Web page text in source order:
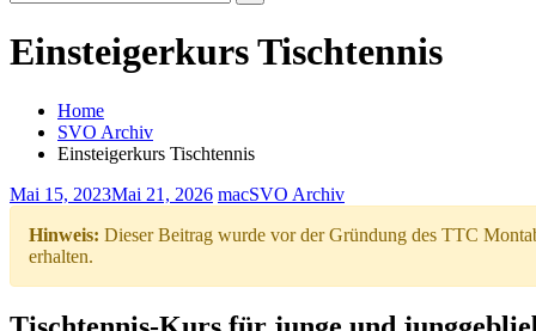
Search
for:
Einsteigerkurs Tischtennis
Home
SVO Archiv
Einsteigerkurs Tischtennis
Mai 15, 2023Mai 21, 2026 macSVO Archiv
Hinweis: Dieser Beitrag wurde vor der Gründung des TTC
erhalten.